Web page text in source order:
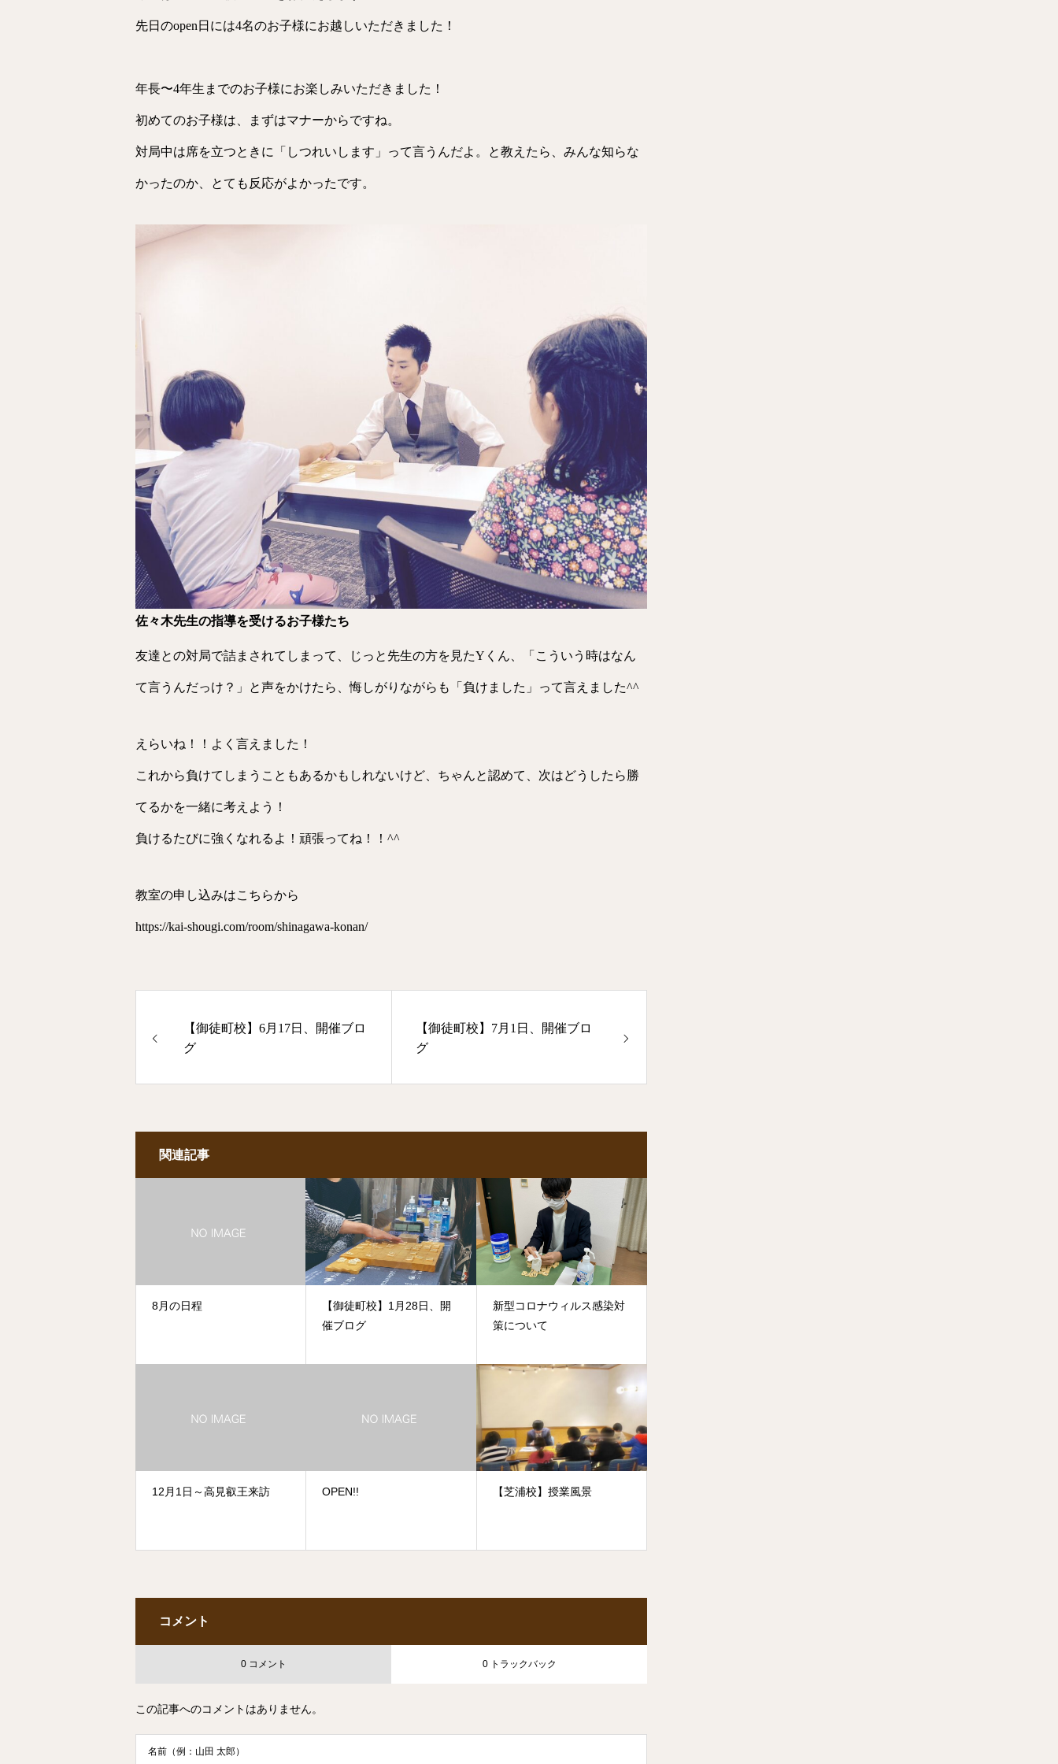
先日のopen日には4名のお子様にお越しいただきました！
年長〜4年生までのお子様にお楽しみいただきました！
初めてのお子様は、まずはマナーからですね。
対局中は席を立つときに「しつれいします」って言うんだよ。と教えたら、みんな知らな
かったのか、とても反応がよかったです。
佐々木先生の指導を受けるお子様たち
友達との対局で詰まされてしまって、じっと先生の方を見たYくん、「こういう時はなん
て言うんだっけ？」と声をかけたら、悔しがりながらも「負けました」って言えました^^
えらいね！！よく言えました！
これから負けてしまうこともあるかもしれないけど、ちゃんと認めて、次はどうしたら勝
てるかを一緒に考えよう！
負けるたびに強くなれるよ！頑張ってね！！^^
教室の申し込みはこちらから
https://kai-shougi.com/room/shinagawa-konan/
【御徒町校】6月17日、開催ブロ
グ
【御徒町校】7月1日、開催ブロ
グ
関連記事
8月の日程
【御徒町校】1月28日、開
催ブログ
新型コロナウィルス感染対
策について
12月1日～高見叡王来訪 OPEN!! 【芝浦校】授業風景
コメント
0 コメント 0 トラックバック
この記事へのコメントはありません。
名前（例：山田 太郎）